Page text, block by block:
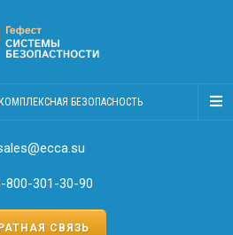
БЕЗОПАСНОСТЬ
301-30-90
СВЯЗЬ